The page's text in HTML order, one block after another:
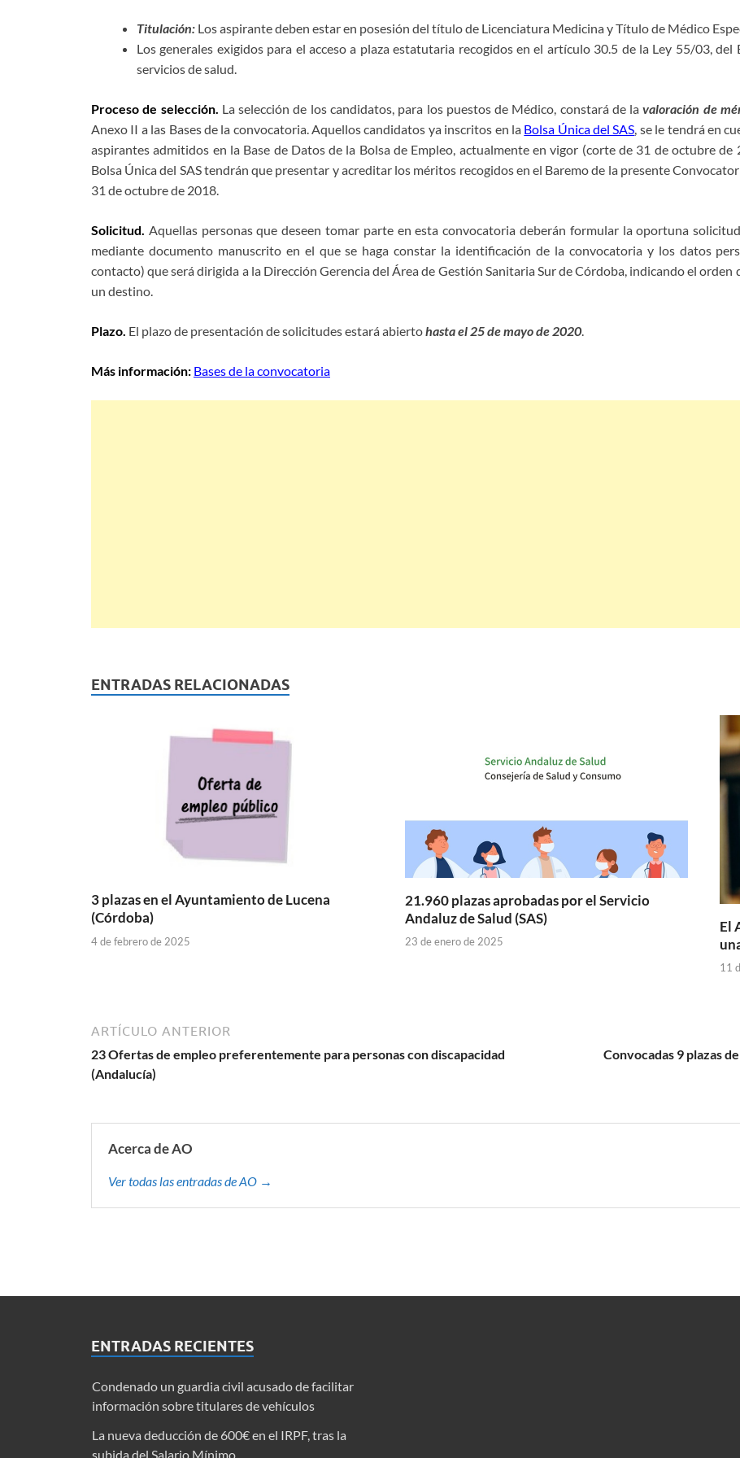
Titulación: Los aspirante deben estar en posesión del título de Licenciatura Medicina y Título de Médico
Los generales exigidos para el acceso a plaza estatutaria recogidos en el artículo 30.5 de la Ley 55/03,
servicios de salud.
Proceso de selección. La selección de los candidatos, para los puestos de Médico, constará de lavaloración de
Anexo II a las Bases de la convocatoria. Aquellos candidatos ya inscritos en la Bolsa Única del SAS, se le tendrá en
aspirantes admitidos en la Base de Datos de la Bolsa de Empleo, actualmente en vigor (corte de 31 de octubre
Bolsa Única del SAS tendrán que presentar y acreditar los méritos recogidos en el Baremo de la presente
31 de octubre de 2018.
Solicitud. Aquellas personas que deseen tomar parte en esta convocatoria deberán formular la oportuna
mediante documento manuscrito en el que se haga constar la identificación de la convocatoria y los datos
contacto) que será dirigida a la Dirección Gerencia del Área de Gestión Sanitaria Sur de Córdoba, indicando el orden
un destino.
Plazo. El plazo de presentación de solicitudes estará abiertohasta el 25 de mayo de 2020.
Más información: Bases de la convocatoria
ENTRADAS RELACIONADAS
3 plazas en el Ayuntamiento de Lucena
(Córdoba)
4 de febrero de 2025
21.960 plazas aprobadas por el Servicio
Andaluz de Salud (SAS)
23 de enero de 2025
El
11
ARTÍCULO ANTERIOR
23 Ofertas de empleo preferentemente para personas con discapacidad
(Andalucía)
Convocadas 9 plazas
Acerca de AO
Ver todas las entradas de AO →
ENTRADAS RECIENTES
Condenado un guardia civil acusado de facilitar
información sobre titulares de vehículos
La nueva deducción de 600€ en el IRPF, tras la
subida del Salario Mínimo